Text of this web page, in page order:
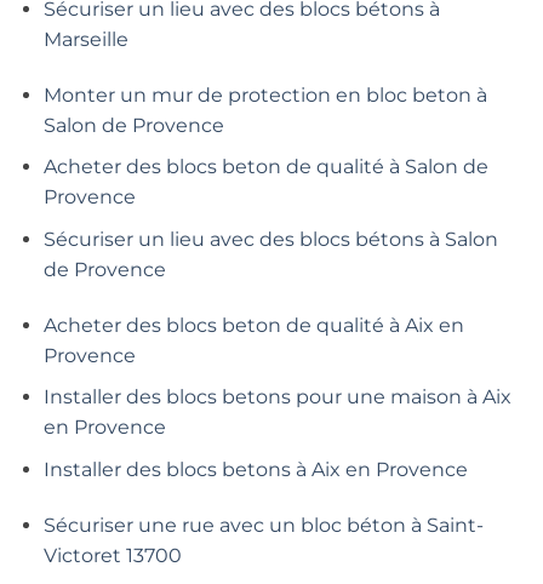
Sécuriser un lieu avec des blocs bétons à
Marseille
Monter un mur de protection en bloc beton à
Salon de Provence
Acheter des blocs beton de qualité à Salon de
Provence
Sécuriser un lieu avec des blocs bétons à Salon
de Provence
Acheter des blocs beton de qualité à Aix en
Provence
Installer des blocs betons pour une maison à Aix
en Provence
Installer des blocs betons à Aix en Provence
Sécuriser une rue avec un bloc béton à Saint-
Victoret 13700